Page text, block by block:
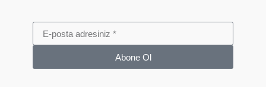
Abone Ol